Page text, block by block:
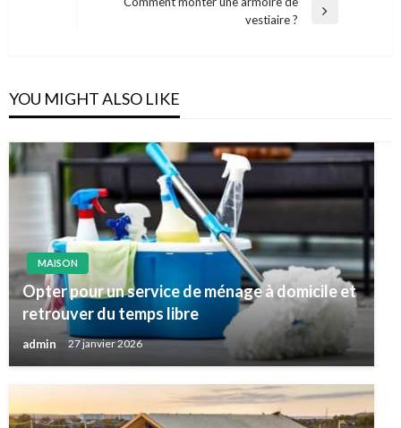
vestiaire ?
YOU MIGHT ALSO LIKE
MAISON
Opter pour un service de ménage à domicile et
retrouver du temps libre
admin 27 janvier 2026